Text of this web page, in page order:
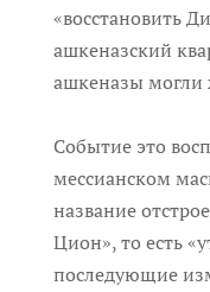
«восстановить
ашкеназский
ашкеназы могли
Событие это
мессианском
название
Цион», то есть
последующие